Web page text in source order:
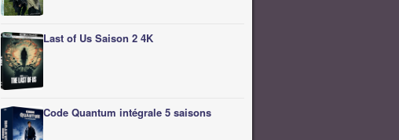
Last of Us Saison 2 4K
Code Quantum intégrale 5 saisons